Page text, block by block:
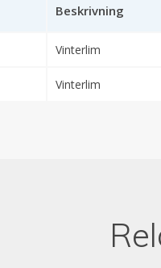
Beskrivning
Vinterlim
Vinterlim